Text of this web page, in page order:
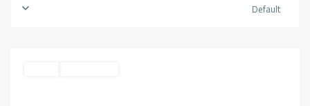
Default